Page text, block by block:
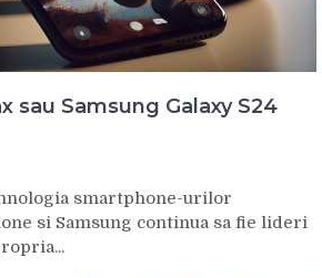
sau Samsung Galaxy S24
smartphone-urilor
si Samsung continua sa fie lideri